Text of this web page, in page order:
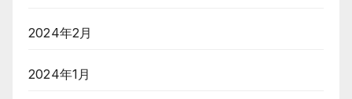
2024年2月
2024年1月